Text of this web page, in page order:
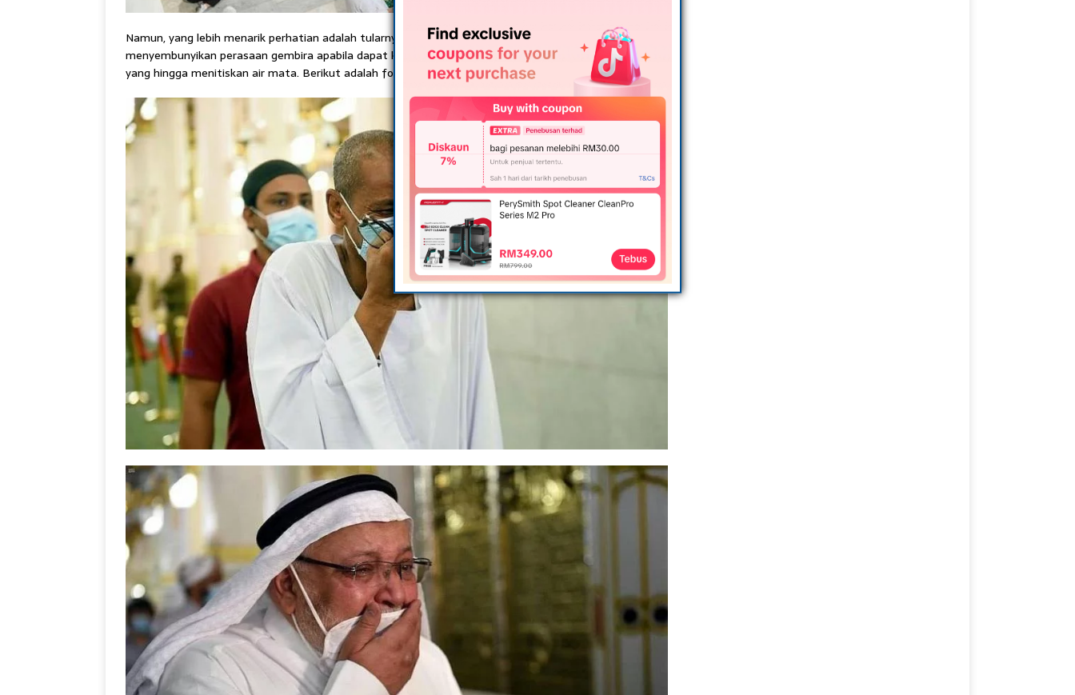
Namun, yang lebih menarik perhatian adalah tularnya foto-foto jemaah yang tidak dapat
menyembunyikan perasaan gembira apabila dapat kembali beribadah di masjid suci umat Islam itu. Ada
yang hingga menitiskan air mata. Berikut adalah foto-foto yang tular di media sosial.